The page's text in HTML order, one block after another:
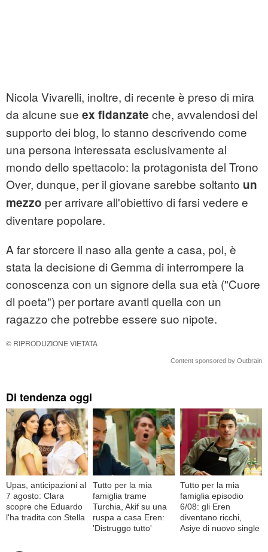
Nicola Vivarelli, inoltre, di recente è preso di mira
da alcune sue ex fidanzate che, avvalendosi del
supporto dei blog, lo stanno descrivendo come
una persona interessata esclusivamente al
mondo dello spettacolo: la protagonista del Trono
Over, dunque, per il giovane sarebbe soltanto un
mezzo per arrivare all'obiettivo di farsi vedere e
diventare popolare.
A far storcere il naso alla gente a casa, poi, è
stata la decisione di Gemma di interrompere la
conoscenza con un signore della sua età ("Cuore
di poeta") per portare avanti quella con un
ragazzo che potrebbe essere suo nipote.
© RIPRODUZIONE VIETATA
Content sponsored by Outbrain
Di tendenza oggi
Upas, anticipazioni al
7 agosto: Clara
scopre che Eduardo
l'ha tradita con Stella
Tutto per la mia
famiglia trame
Turchia, Akif su una
ruspa a casa Eren:
'Distruggo tutto'
Tutto per la mia
famiglia episodio
6/08: gli Eren
diventano ricchi,
Asiye di nuovo single